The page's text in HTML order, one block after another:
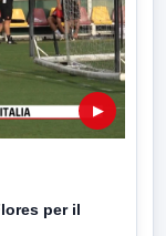
▶
per il